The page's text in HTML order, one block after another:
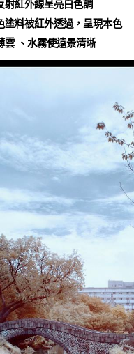
射紅外線呈亮白色調
塗料被紅外透過，呈現本色
雲 、水霧使遠景清晰